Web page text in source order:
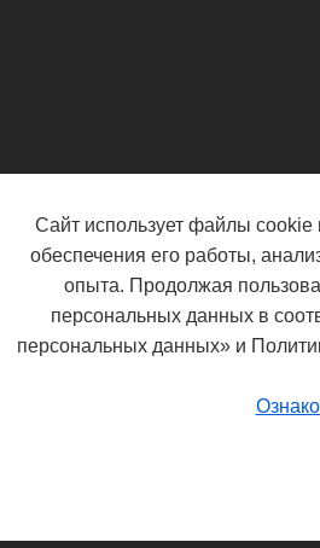
Сайт использует файлы cookie
обеспечения его работы,
опыта. Продолжая
персональных данных в
персональных данных» и